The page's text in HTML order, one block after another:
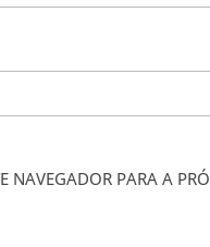
NAVEGADOR PARA A